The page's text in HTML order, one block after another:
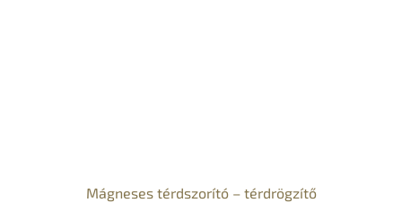
Mágneses térdszorító – térdrögzítő